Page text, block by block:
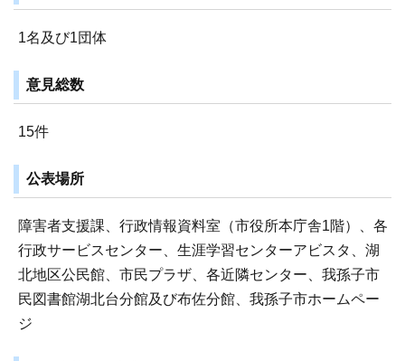
1名及び1団体
意見総数
15件
公表場所
障害者支援課、行政情報資料室（市役所本庁舎1階）、各
行政サービスセンター、生涯学習センターアビスタ、湖
北地区公民館、市民プラザ、各近隣センター、我孫子市
民図書館湖北台分館及び布佐分館、我孫子市ホームペー
ジ